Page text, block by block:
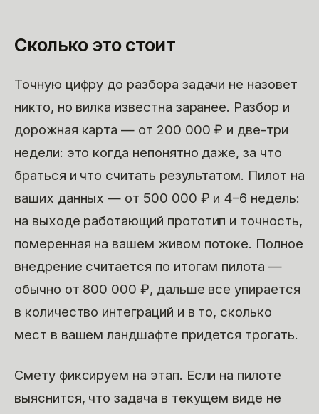
Сколько это стоит
Точную цифру до разбора задачи не назовет
никто, но вилка известна заранее. Разбор и
дорожная карта — от 200 000 ₽ и две-три
недели: это когда непонятно даже, за что
браться и что считать результатом. Пилот на
ваших данных — от 500 000 ₽ и 4–6 недель:
на выходе работающий прототип и точность,
померенная на вашем живом потоке. Полное
внедрение считается по итогам пилота —
обычно от 800 000 ₽, дальше все упирается
в количество интеграций и в то, сколько
мест в вашем ландшафте придется трогать.
Смету фиксируем на этап. Если на пилоте
выяснится, что задача в текущем виде не